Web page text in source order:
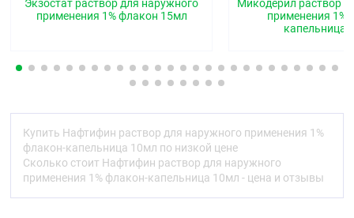
входящего в состав клеточной стенки гриба.
Активен в отношении дерматофитов, таких как
плесневых грибов (Aspergillus spp.), дрожжевых
грибов (Candida spp., Pityrosporum) и других грибов
(например, Sporothix schenckii). В отношении
нафтифин проявляет фунгицидную или
фунгистатическую активность в зависимости от
штамма микроорганизма. Обладает
антибактериальной активностью в отношении
грамположительных и грамотрицательных
Экзостат раствор для наружного
применения 1% флакон 15мл
Микодерил раствор
применения 1%
капельница
Купить Нафтифин раствор для наружного применения 1%
флакон-капельница 10мл по низкой цене
Сколько стоит Нафтифин раствор для наружного
применения 1% флакон-капельница 10мл - цена и отзывы